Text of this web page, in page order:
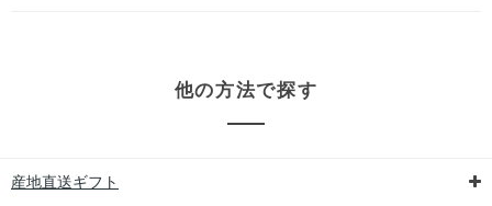
他の方法で探す
産地直送ギフト